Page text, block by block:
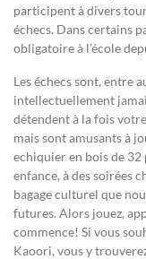
participent à divers
échecs. Dans certains
obligatoire à l’école
Les échecs sont, entre
intellectuellement
détendent à la fois
mais sont amusants à
echiquier en bois de 32
enfance, à des soirées
bagage culturel que
futures. Alors jouez,
commence! Si vous
Kaoori, vous y